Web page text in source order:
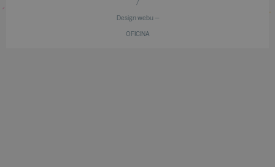
/
Design webu —
OFICINA